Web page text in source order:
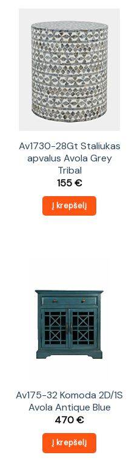
Av1730-28Gt Staliukas
apvalus Avola Grey
Tribal
155€
Į krepšelį
Av175-32 Komoda 2D/1S
Avola Antique Blue
470€
Į krepšelį